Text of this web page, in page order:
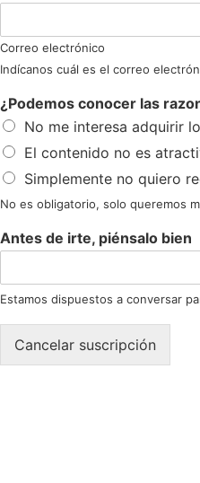
Correo electrónico
Indícanos cuál es el correo
¿Podemos conocer las
No me interesa adquirir
El contenido no es
Simplemente no quiero
No es obligatorio, solo queremos
Antes de irte, piénsalo bien
Estamos dispuestos a conversar
Cancelar suscripción